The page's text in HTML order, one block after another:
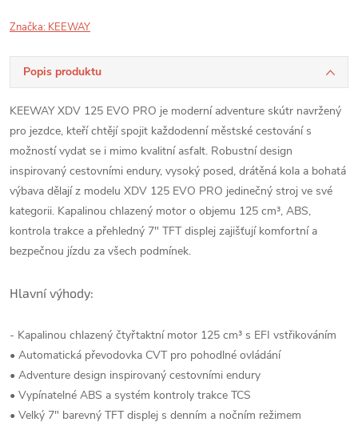
Značka: KEEWAY
Popis produktu
KEEWAY XDV 125 EVO PRO je moderní adventure skútr navržený
pro jezdce, kteří chtějí spojit každodenní městské cestování s
možností vydat se i mimo kvalitní asfalt. Robustní design
inspirovaný cestovními endury, vysoký posed, drátěná kola a bohatá
výbava dělají z modelu XDV 125 EVO PRO jedinečný stroj ve své
kategorii. Kapalinou chlazený motor o objemu 125 cm³, ABS,
kontrola trakce a přehledný 7" TFT displej zajišťují komfortní a
bezpečnou jízdu za všech podmínek.
Hlavní výhody:
- Kapalinou chlazený čtyřtaktní motor 125 cm³ s EFI vstřikováním
• Automatická převodovka CVT pro pohodlné ovládání
• Adventure design inspirovaný cestovními endury
• Vypínatelné ABS a systém kontroly trakce TCS
• Velký 7" barevný TFT displej s denním a nočním režimem